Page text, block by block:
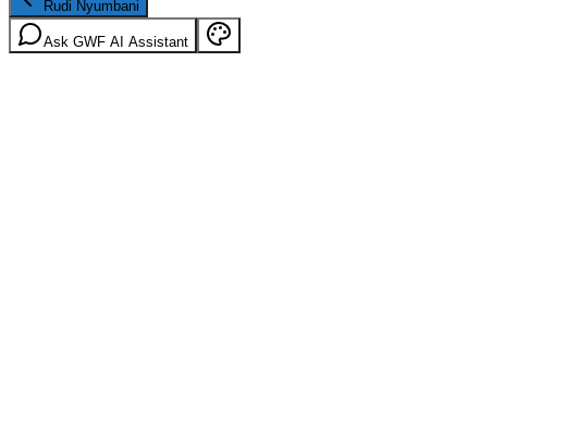
Rudi Nyumbani
Ask GWF AI Assistant